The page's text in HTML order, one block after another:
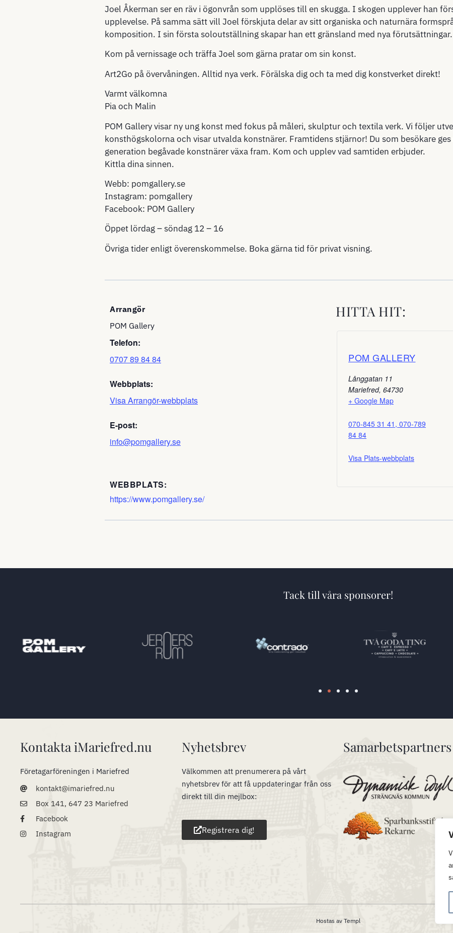
Joel Åkerman ser en räv i ögonvrån som upplöses till en skugga. I skogen upplever han
upplevelse. På samma sätt vill Joel förskjuta delar av sitt organiska och naturnära
komposition. I sin första soloutställning skapar han ett gränsland med nya förutsättningar.
Kom på vernissage och träffa Joel som gärna pratar om sin konst.
Art2Go på övervåningen. Alltid nya verk. Förälska dig och ta med dig konstverket direkt!
Varmt välkomna
Pia och Malin
POM Gallery visar ny ung konst med fokus på måleri, skulptur och textila verk. Vi följer
konsthögskolorna och visar utvalda konstnärer. Framtidens stjärnor! Du som besökare
generation begåvade konstnärer växa fram. Kom och upplev vad samtiden erbjuder.
Kittla dina sinnen.
Webb: pomgallery.se
Instagram: pomgallery
Facebook: POM Gallery
Öppet lördag – söndag 12 – 16
Övriga tider enligt överenskommelse. Boka gärna tid för privat visning.
Arrangör
POM Gallery
Telefon:
0707 89 84 84
Webbplats:
Visa Arrangör-webbplats
E-post:
info@pomgallery.se
WEBBPLATS:
https://www.pomgallery.se/
HITTA HIT:
POM GALLERY
Långgatan 11
Mariefred, 64730
+ Google Map
070-845 31 41, 070-789
84 84
Visa Plats-webbplats
Tack till våra sponsorer!
Kontakta iMariefred.nu
Företagarföreningen i Mariefred
kontakt@imariefred.nu
Box 141, 647 23 Mariefred
Facebook
Instagram
Nyhetsbrev
Välkommen att prenumerera på vårt
nyhetsbrev för att få uppdateringar från oss
direkt till din mejlbox:
Registrera dig!
Samarbetspartners
Hostas av Templ